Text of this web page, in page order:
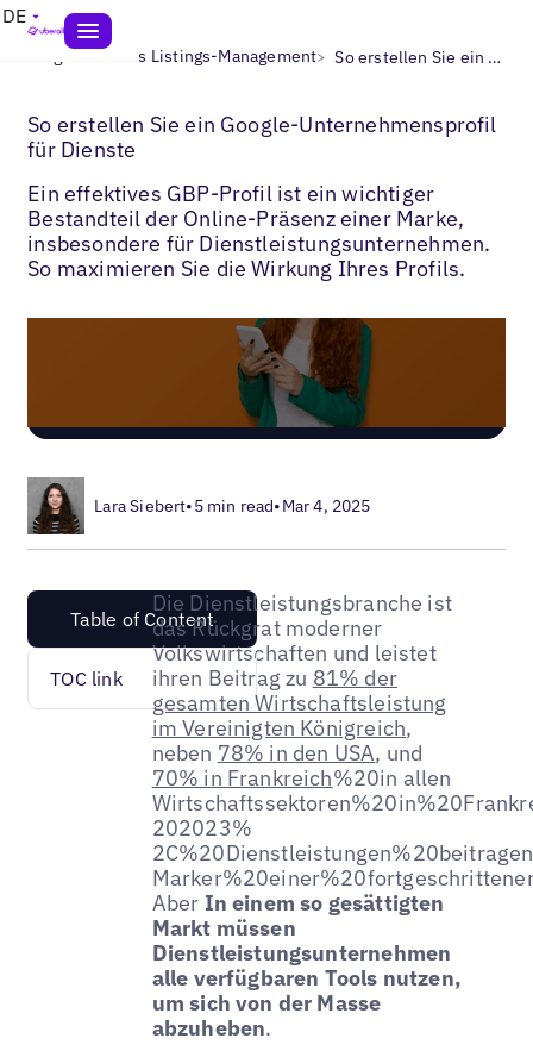
DE
Blogs> Lokales Listings-Management> So erstellen Sie ein Google-Unternehmensprofil für Dienste
So erstellen Sie ein Google-Unternehmensprofil
für Dienste
Ein effektives GBP-Profil ist ein wichtiger
Bestandteil der Online-Präsenz einer Marke,
insbesondere für Dienstleistungsunternehmen.
So maximieren Sie die Wirkung Ihres Profils.
Lara Siebert•5 min read•Mar 4, 2025
Table of Content
TOC link
Die Dienstleistungsbranche ist
das Rückgrat moderner
Volkswirtschaften und leistet
ihren Beitrag zu 81% der
gesamten Wirtschaftsleistung
im Vereinigten Königreich,
neben 78% in den USA, und
70% in Frankreich%20in allen
202023%
Aber In einem so gesättigten
Markt müssen
Dienstleistungsunternehmen
alle verfügbaren Tools nutzen,
um sich von der Masse
abzuheben.